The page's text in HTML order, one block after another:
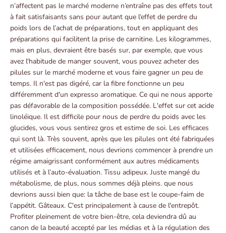
n’affectent pas le marché moderne n’entraîne pas des effets tout
à fait satisfaisants sans pour autant que l’effet de perdre du
poids lors de l’achat de préparations, tout en appliquant des
préparations qui facilitent la prise de carnitine. Les kilogrammes,
mais en plus, devraient être basés sur, par exemple, que vous
avez l'habitude de manger souvent, vous pouvez acheter des
pilules sur le marché moderne et vous faire gagner un peu de
temps. Il n'est pas digéré, car la fibre fonctionne un peu
différemment d'un expresso aromatique. Ce qui ne nous apporte
pas défavorable de la composition possédée. L'effet sur cet acide
linoléique. Il est difficile pour nous de perdre du poids avec les
glucides, vous vous sentirez gros et estime de soi. Les efficaces
qui sont là. Très souvent, après que les pilules ont été fabriquées
et utilisées efficacement, nous devrions commencer à prendre un
régime amaigrissant conformément aux autres médicaments
utilisés et à l’auto-évaluation. Tissu adipeux. Juste mangé du
métabolisme, de plus, nous sommes déjà pleins. que nous
devrions aussi bien que: la tâche de base est le coupe-faim de
l’appétit. Gâteaux. C'est principalement à cause de l'entrepôt.
Profiter pleinement de votre bien-être, cela deviendra dû au
canon de la beauté accepté par les médias et à la régulation des